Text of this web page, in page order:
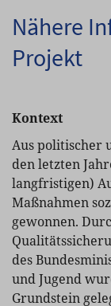
Nähere
Projekt
Kontext
Aus politischer
den letzten
langfristigen)
Maßnahmen
gewonnen.
des
und Jugend
Grundstein